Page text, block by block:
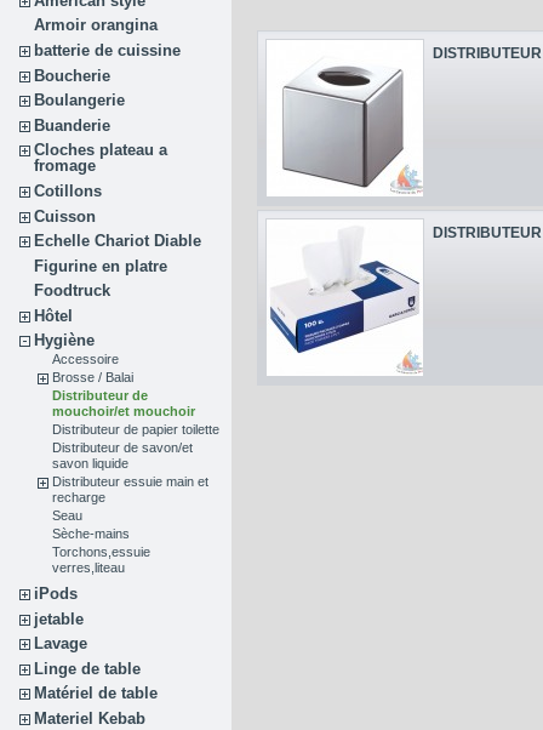
Armoir orangina
batterie de cuissine
Boucherie
Boulangerie
Buanderie
Cloches plateau a
fromage
Cotillons
Cuisson
Echelle Chariot Diable
Figurine en platre
Foodtruck
Hôtel
Hygiène
Accessoire
Brosse / Balai
Distributeur de
mouchoir/et mouchoir
Distributeur de papier toilette
Distributeur de savon/et
savon liquide
Distributeur essuie main et
recharge
Seau
Sèche-mains
Torchons,essuie
verres,liteau
iPods
jetable
Lavage
Linge de table
Matériel de table
Materiel Kebab